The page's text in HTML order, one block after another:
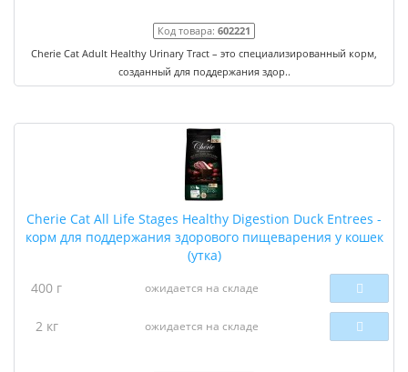
Код товара: 602221
Cherie Cat Adult Healthy Urinary Tract – это специализированный корм,
созданный для поддержания здор..
Cherie Cat All Life Stages Healthy Digestion Duck Entrees -
корм для поддержания здорового пищеварения у кошек
(утка)
400 г
ожидается на складе
2 кг ожидается на складе